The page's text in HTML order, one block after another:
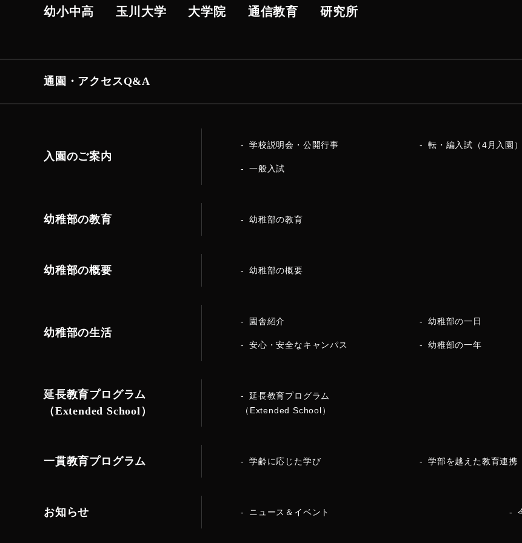
幼小中高 玉川大学 大学院 通信教育 研究所
通園・アクセスQ&A
入園のご案内
学校説明会・公開行事 転・編入試（4月入園）
一般入試
幼稚部の教育 幼稚部の教育
幼稚部の概要 幼稚部の概要
幼稚部の生活
園舎紹介 幼稚部の一日
安心・安全なキャンパス 幼稚部の一年
延長教育プログラム
（Extended School）
延長教育プログラム
（Extended School）
一貫教育プログラム 学齢に応じた学び 学部を越えた教育連携
お知らせ ニュース＆イベント